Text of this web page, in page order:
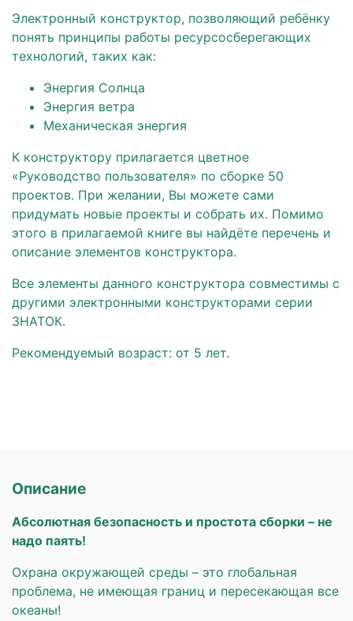
Электронный конструктор, позволяющий ребёнку
понять принципы работы ресурсосберегающих
технологий, таких как:
Энергия Солнца
Энергия ветра
Механическая энергия
К конструктору прилагается цветное
«Руководство пользователя» по сборке 50
проектов. При желании, Вы можете сами
придумать новые проекты и собрать их. Помимо
этого в прилагаемой книге вы найдёте перечень и
описание элементов конструктора.
Все элементы данного конструктора совместимы с
другими электронными конструкторами серии
ЗНАТОК.
Рекомендуемый возраст: от 5 лет.
Описание
Абсолютная безопасность и простота сборки – не
надо паять!
Охрана окружающей среды – это глобальная
проблема, не имеющая границ и пересекающая все
океаны!